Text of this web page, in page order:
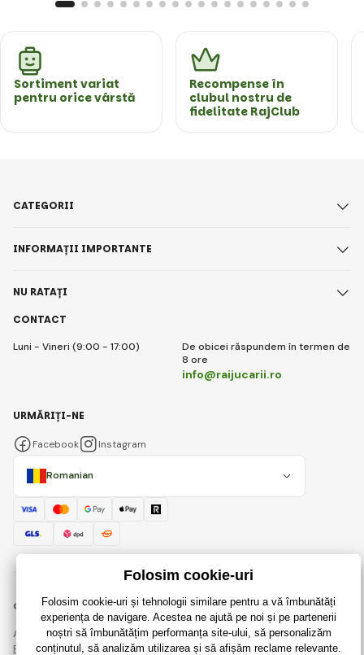
Sortiment variat
pentru orice vârstă
Recompense în
clubul nostru de
fidelitate RajClub
CONTACT
Luni - Vineri (9:00 - 17:00)
De obicei răspundem în termen de
8 ore
info@raijucarii.ro
CATEGORII
INFORMAȚII IMPORTANTE
NU RATAȚI
Romanian
URMĂRIȚI-NE
Facebook Instagram
© 2018 - 2026 RaiJucării.ro, Toate drepturile rezervate
Această pagină este protejată prin reCAPTCHA și se aplică
Regulile de protecție a datelor personalecompaniile Google și ale lor